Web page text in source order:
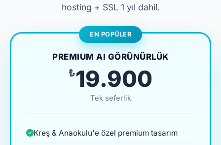
hosting + SSL 1 yıl dahil.
EN POPÜLER
PREMIUM AI GÖRÜNÜRLÜK
₺19.900
Tek seferlik
Kreş & Anaokulu'e özel premium tasarım